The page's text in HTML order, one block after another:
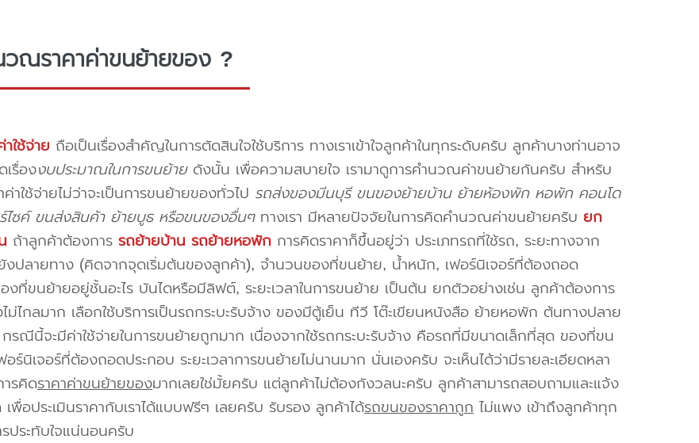
วณราคาค่าขนย้ายของ ?
าใช้จ่าย ถือเป็นเรื่องสำคัญในการตัดสินใจใช้บริการ ทางเราเข้าใจลูกค้าในทุกระดับครับ ลูกค้าบางท่านอาจ
เรื่องงบประมาณในการขนย้ายดังนั้น เพื่อความสบายใจ เรามาดูการคำนวณค่าขนย้ายกันครับ สำหรับ
าใช้จ่ายไม่ว่าจะเป็นการขนย้ายของทั่วไป รถส่งของมีนบุรี ขนของย้ายบ้าน ย้ายห้องพัก หอพัก คอนโด
ไซค์ ขนส่งสินค้า ย้ายบูธ หรือขนของอื่นๆทางเรา มีหลายปัจจัยในการคิดคำนวณค่าขนย้ายครับ ยก
ถ้าลูกค้าต้องการ รถย้ายบ้าน รถย้ายหอพักการคิดราคาก็ขึ้นอยู่ว่า ประเภทรถที่ใช้รถ, ระยะทางจาก
งปลายทาง (คิดจากจุดเริ่มต้นของลูกค้า), จำนวนของที่ขนย้าย, น้ำหนัก, เฟอร์นิเจอร์ที่ต้องถอด
งที่ขนย้ายอยู่ชั้นอะไร บันไดหรือมีลิฟต์, ระยะเวลาในการขนย้าย เป็นต้น ยกตัวอย่างเช่น ลูกค้าต้องการ
ม่ไกลมาก เลือกใช้บริการเป็นรถกระบะรับจ้าง ของมีตู้เย็น ทีวี โต๊ะเขียนหนังสือ ย้ายหอพัก ต้นทางปลาย
ณีนี้จะมีค่าใช้จ่ายในการขนย้ายถูกมาก เนื่องจากใช้รถกระบะรับจ้าง คือรถที่มีขนาดเล็กที่สุด ของที่ขน
อร์นิเจอร์ที่ต้องถอดประกอบ ระยะเวลาการขนย้ายไม่นานมาก นั่นเองครับ จะเห็นได้ว่ามีรายละเอียดหลา
รคิดราคาค่าขนย้ายของมากเลยใช่มั้ยครับ แต่ลูกค้าไม่ต้องกังวลนะครับ ลูกค้าสามารถสอบถามและแจ้ง
เพื่อประเมินราคากับเราได้แบบฟรีๆ เลยครับ รับรอง ลูกค้าได้รถขนของราคาถูกไม่แพง เข้าถึงลูกค้าทุก
ประทับใจแน่นอนครับ